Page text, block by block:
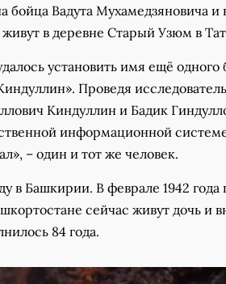
бойца Вадута Мухамедзяновича и
в деревне Старый Узюм в
установить имя ещё одного
Проведя
Киндуллин и Бадик
информационной
– один и тот же человек.
в Башкирии. В феврале 1942 года
сейчас живут дочь и
84 года.